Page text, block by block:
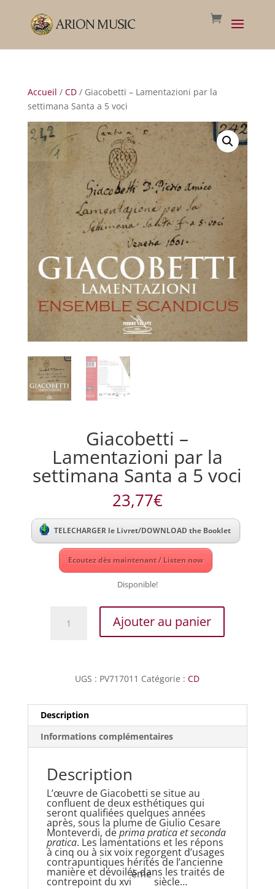
Accueil / CD/ Giacobetti – Lamentazioni par la
settimana Santa a 5 voci
Giacobetti –
Lamentazioni par la
settimana Santa a 5 voci
23,77€
TELECHARGER le Livret/DOWNLOAD the Booklet
Ecoutez dès maintenant / Listen now
Disponible!
settimana
Santa
a
voci
Ajouter au panier
UGS : PV717011 Catégorie :CD
Description
Informations complémentaires
Description
L’œuvre de Giacobetti se situe au
confluent de deux esthétiques qui
seront qualifiées quelques années
après, sous la plume de Giulio Cesare
Monteverdi, deprima pratica et seconda
pratica. Les lamentations et les répons
à cinq ou à six voix regorgent d’usages
contrapuntiques hérités de l’ancienne
manière et dévoilés dans les traités de
contrepoint du xvi
ème
siècle…